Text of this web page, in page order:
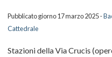
Pubblicato giorno 17 marzo 2025 -
Cattedrale
Stazioni della Via Crucis